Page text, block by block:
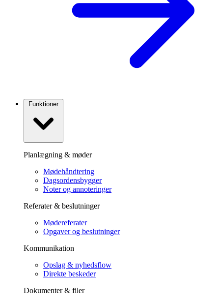
Funktioner
Planlægning & møder
Mødehåndtering
Dagsordensbygger
Noter og annoteringer
Referater & beslutninger
Mødereferater
Opgaver og beslutninger
Kommunikation
Opslag & nyhedsflow
Direkte beskeder
Dokumenter & filer